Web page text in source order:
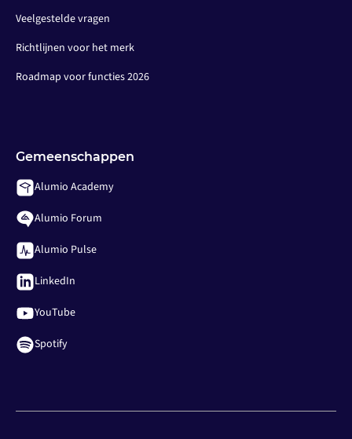
Veelgestelde vragen
Richtlijnen voor het merk
Roadmap voor functies 2026
Gemeenschappen
Alumio Academy
Alumio Forum
Alumio Pulse
LinkedIn
YouTube
Spotify